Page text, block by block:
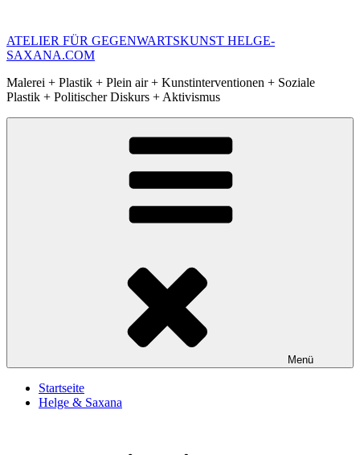
springen
ATELIER FÜR GEGENWARTSKUNST HELGE-
SAXANA.COM
Malerei + Plastik + Plein air + Kunstinterventionen + Soziale
Plastik + Politischer Diskurs + Aktivismus
Menü
Startseite
Helge & Saxana